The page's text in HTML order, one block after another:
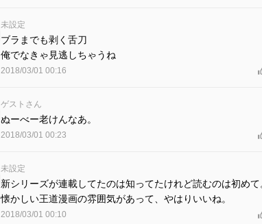
未設定
ブラまでも剥く舌刀
俺でなきゃ見逃しちゃうね
2018/03/01 00:16
ゲストさん
ぬーべー老けんなあ。
2018/03/01 00:23
未設定
新シリーズが連載してたのは知ってたけれど読むのは初めて
懐かしい王道漫画の雰囲気があって、やはりいいね。
2018/03/01 00:10